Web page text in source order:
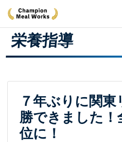
Skip
content
栄養指導
７年ぶりに関
勝できました！
位に！